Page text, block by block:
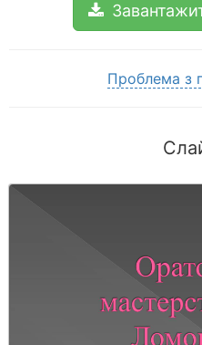
Проблема з